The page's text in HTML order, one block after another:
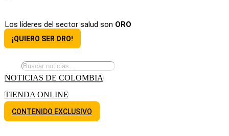
Los líderes del sector salud son ORO
¡QUIERO SER ORO!
NOTICIAS DE COLOMBIA
TIENDA ONLINE
CONTENIDO EXCLUSIVO